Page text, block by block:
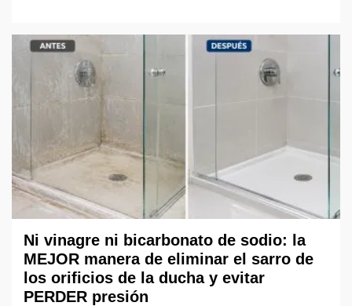
Ni vinagre ni bicarbonato de sodio: la
MEJOR manera de eliminar el sarro de
los orificios de la ducha y evitar
PERDER presión